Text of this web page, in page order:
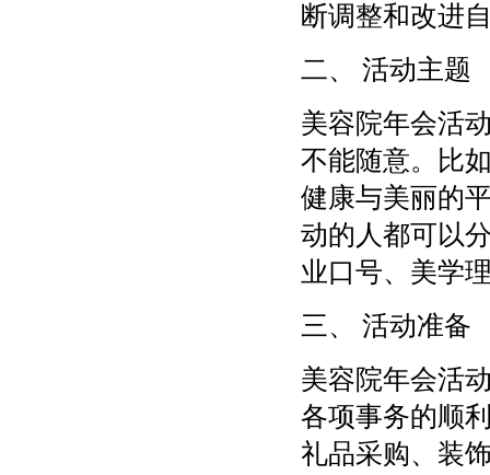
断调整和改进
二、 活动主题
美容院年会活
不能随意。比
健康与美丽的
动的人都可以
业口号、美学
三、 活动准备
美容院年会活
各项事务的顺
礼品采购、装